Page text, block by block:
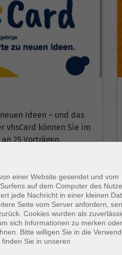
Ideen – und das
vhsCard können Sie im
25 Vorträgen,
einer Website gesendet und vom
auf dem Computer des
jede Nachricht in einer kleinen
Seite vom Server anfordern,
Cookies wurden als
sich Informationen zu merken
Bitte willigen Sie in die
Sie in unseren